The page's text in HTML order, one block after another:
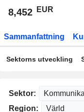
8,452 EUR
Sammanfattning
Sektorns utveckling
Sektor:
Region: